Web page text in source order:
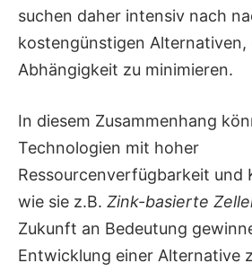
suchen daher intensiv nach
kostengünstigen Alternativen,
Abhängigkeit zu minimieren.
In diesem Zusammenhang
Technologien mit hoher
Ressourcenverfügbarkeit und
wie sie z.B. Zink-basierte
Zukunft an Bedeutung
Entwicklung einer Alternative